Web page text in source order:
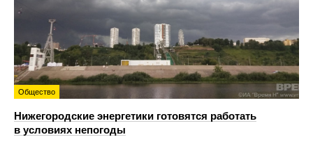
Общество
Нижегородские энергетики готовятся работать
в условиях непогоды